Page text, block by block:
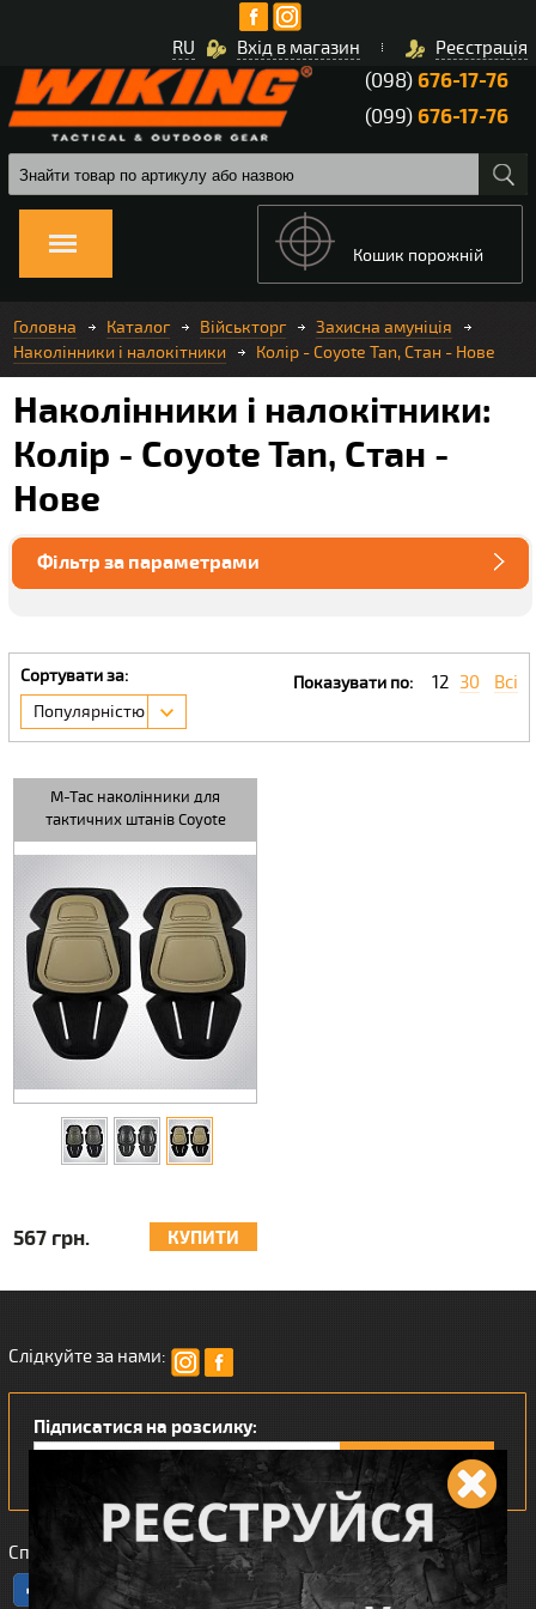
Вхід в магазин Реєстрація
RU
(098)676-17-76
(099)676-17-76
Кошик порожній
Головна Каталог Військторг
Захисна амуніція
Наколінники і налокітники
Колір - Coyote Tan, Стан - Нове
Наколінники і налокітники:
Колір - Coyote Tan, Стан -
Нове
Фільтр за параметрами
Сортувати за:
Популярністю
Показувати по: 12 30 Всі
M-Tac наколінники для
тактичних штанів Coyote
567 грн. КУПИТИ
Слідкуйте за нами:
Підписатися на розсилку:
Сподобався наш інтернет магазин?